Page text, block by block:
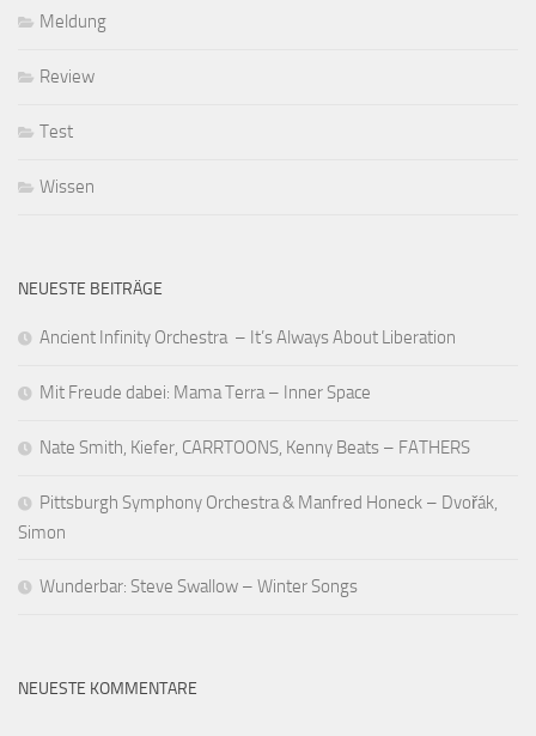
Meldung
Review
Test
Wissen
NEUESTE BEITRÄGE
Ancient Infinity Orchestra – It’s Always About Liberation
Mit Freude dabei: Mama Terra – Inner Space
Nate Smith, Kiefer, CARRTOONS, Kenny Beats – FATHERS
Pittsburgh Symphony Orchestra & Manfred Honeck – Dvořák,
Simon
Wunderbar: Steve Swallow – Winter Songs
NEUESTE KOMMENTARE